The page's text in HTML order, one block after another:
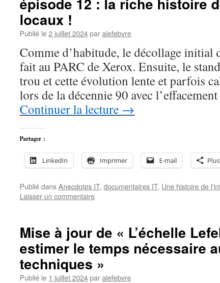
locaux !
Publié le2 juillet 2024paralefebvre
Comme d’habitude, le décollage initial
fait au PARC de Xerox. Ensuite, le
trou et cette évolution lente et parfois
lors de la décennie 90 avec
Continuer la lecture →
Partager :
LinkedIn Imprimer E-mail Plus
Publié dansAnecdotes IT, documentaires IT, Une histoire de
Laisser un commentaire
Mise à jour de « L’échelle
estimer le temps nécessaire
techniques »
Publié le 1 juillet 2024paralefebvre